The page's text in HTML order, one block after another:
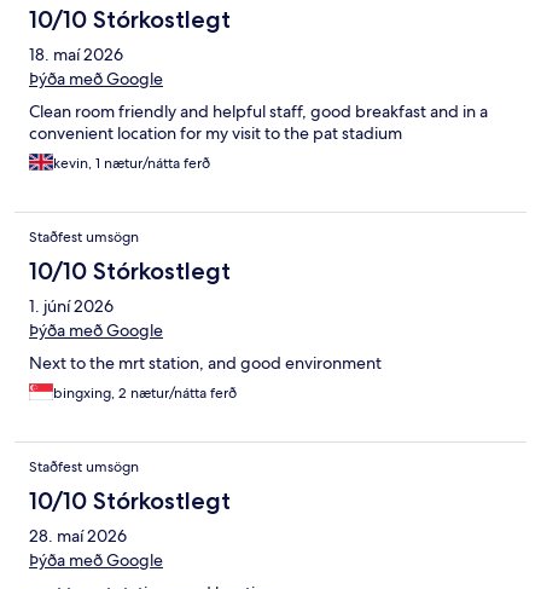
10/10 Stórkostlegt
18. maí 2026
Þýða með Google
Clean room friendly and helpful staff, good breakfast and in a
convenient location for my visit to the pat stadium
kevin, 1 nætur/nátta ferð
Staðfest umsögn
10/10 Stórkostlegt
1. júní 2026
Þýða með Google
Next to the mrt station, and good environment
bingxing, 2 nætur/nátta ferð
Staðfest umsögn
10/10 Stórkostlegt
28. maí 2026
Þýða með Google